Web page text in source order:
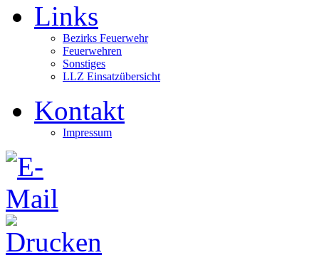
Links
Bezirks Feuerwehr
Feuerwehren
Sonstiges
LLZ Einsatzübersicht
Kontakt
Impressum